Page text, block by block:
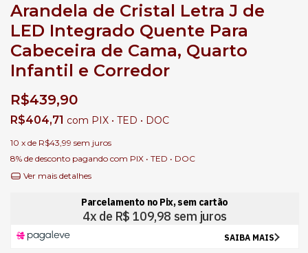
Arandela de Cristal Letra J de
LED Integrado Quente Para
Cabeceira de Cama, Quarto
Infantil e Corredor
R$439,90
R$404,71 com PIX • TED • DOC
10 x de R$43,99 sem juros
8% de desconto pagando com PIX • TED • DOC
Ver mais detalhes